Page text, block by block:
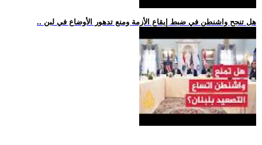
.. هل تنجح واشنطن في ضبط إيقاع الأزمة ومنع تدهور الأوضاع في لبن